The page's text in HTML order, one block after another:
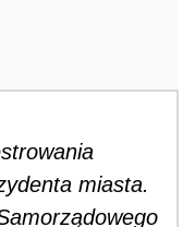
miasta.